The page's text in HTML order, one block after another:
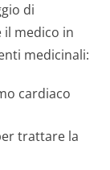
di
medico in
medicinali:
cardiaco
trattare la